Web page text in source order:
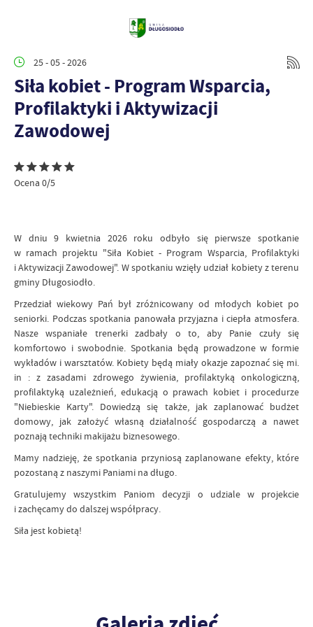
25 - 05 - 2026
Siła kobiet - Program Wsparcia,
Profilaktyki i Aktywizacji
Zawodowej
Ocena 0/5
W dniu 9 kwietnia 2026 roku odbyło się pierwsze spotkanie
w ramach projektu "Siła Kobiet - Program Wsparcia, Profilaktyki
i Aktywizacji Zawodowej". W spotkaniu wzięły udział kobiety z terenu
gminy Długosiodło.
Przedział wiekowy Pań był zróżnicowany od młodych kobiet po
seniorki. Podczas spotkania panowała przyjazna i ciepła atmosfera.
Nasze wspaniałe trenerki zadbały o to, aby Panie czuły się
komfortowo i swobodnie. Spotkania będą prowadzone w formie
wykładów i warsztatów. Kobiety będą miały okazje zapoznać się mi.
in : z zasadami zdrowego żywienia, profilaktyką onkologiczną,
profilaktyką uzależnień, edukacją o prawach kobiet i procedurze
"Niebieskie Karty". Dowiedzą się także, jak zaplanować budżet
domowy, jak założyć własną działalność gospodarczą a nawet
poznają techniki makijażu biznesowego.
Mamy nadzieję, że spotkania przyniosą zaplanowane efekty, które
pozostaną z naszymi Paniami na długo.
Gratulujemy wszystkim Paniom decyzji o udziale w projekcie
i zachęcamy do dalszej współpracy.
Siła jest kobietą!